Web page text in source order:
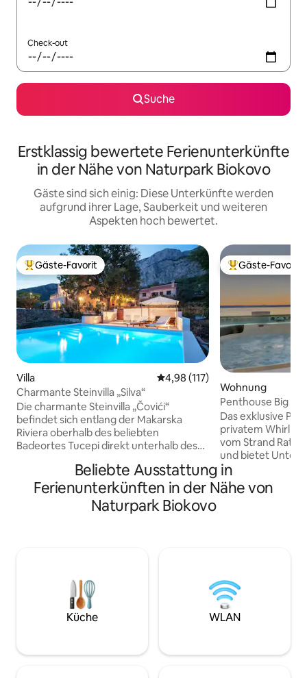
Check-out
Suche
Erstklassig bewertete Ferienunterkünfte
in der Nähe von Naturpark Biokovo
Gäste sind sich einig: Diese Unterkünfte werden
aufgrund ihrer Lage, Sauberkeit und weiteren
Aspekten hoch bewertet.
Beliebter Gäste-Favorit.
Gäste-Favorit
Villa Durchschnittliche Bewertung:
4,98 (117)
Charmante Steinvilla „Silva“
Die charmante Steinvilla „Čovići“
befindet sich entlang der Makarska
Riviera oberhalb des beliebten
Badeortes Tucepi direkt unterhalb des
bieten Unterkunft für 10 Personen an.
Im „weißen Teil“ befinden sich hier drei
geräumige Etagen mit 140 m2. Im
Erdgeschoss befindet sich die Küche,
„braune Teil“ verfügt über zwei
Schlafzimmer,eine Küche,ein
Wohnzimmer,ein Badezimmer und eine
Beliebter Gäste-
Gäste-Favorit
Wohnung
Penthouse Big
Das exklusive
privatem
vom Strand
und bietet
einem Whirlpool.
einem privaten
kostenfreiem
Küche und 2
Whirlpool und
Handtücher und
der Wohnung
Beliebte Ausstattung in
Ferienunterkünften in der Nähe von
Naturpark Biokovo
Küche WLAN